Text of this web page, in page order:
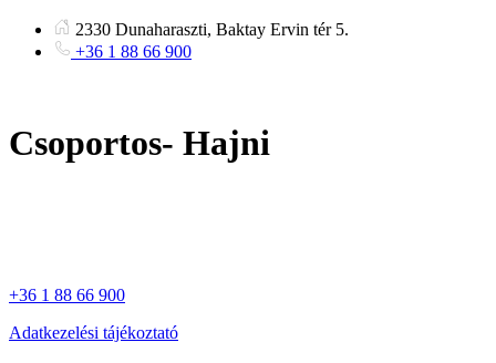
Ugrás
tartalomhoz
2330 Dunaharaszti, Baktay Ervin tér 5.
+36 1 88 66 900
Csoportos- Hajni
+36 1 88 66 900
Adatkezelési tájékoztató